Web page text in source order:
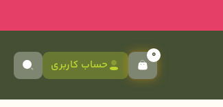
حساب کاربری
0